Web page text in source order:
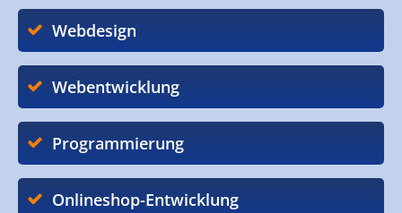
Webdesign
Webentwicklung
Programmierung
Onlineshop-Entwicklung